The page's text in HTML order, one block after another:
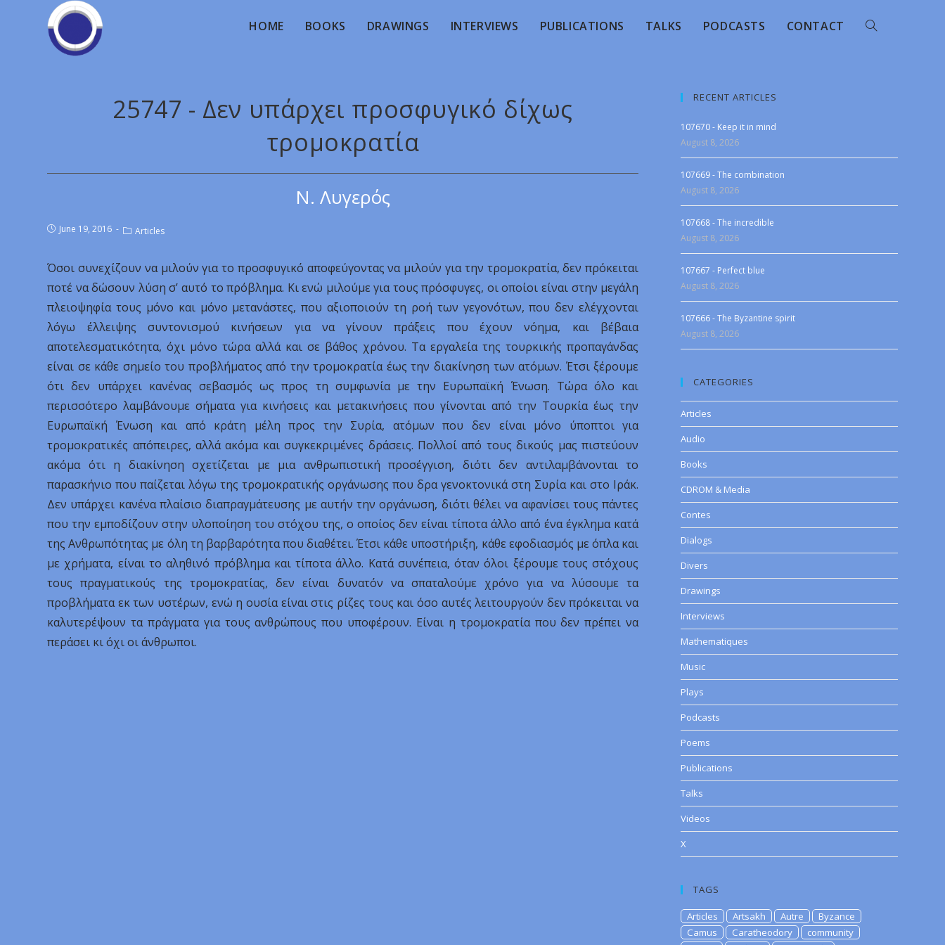
HOME BOOKS DRAWINGS INTERVIEWS PUBLICATIONS TALKS PODCASTS CONTACT
25747 - Δεν υπάρχει προσφυγικό δίχως
τρομοκρατία
Ν. Λυγερός
June 19, 2016 Articles
Όσοι συνεχίζουν να μιλούν για το προσφυγικό αποφεύγοντας να μιλούν για την τρομοκρατία, δεν πρόκειται
ποτέ να δώσουν λύση σ’ αυτό το πρόβλημα. Κι ενώ μιλούμε για τους πρόσφυγες, οι οποίοι είναι στην μεγάλη
πλειοψηφία τους μόνο και μόνο μετανάστες, που αξιοποιούν τη ροή των γεγονότων, που δεν ελέγχονται
λόγω έλλειψης συντονισμού κινήσεων για να γίνουν πράξεις που έχουν νόημα, και βέβαια
αποτελεσματικότητα, όχι μόνο τώρα αλλά και σε βάθος χρόνου. Τα εργαλεία της τουρκικής προπαγάνδας
είναι σε κάθε σημείο του προβλήματος από την τρομοκρατία έως την διακίνηση των ατόμων. Έτσι ξέρουμε
ότι δεν υπάρχει κανένας σεβασμός ως προς τη συμφωνία με την Ευρωπαϊκή Ένωση. Τώρα όλο και
περισσότερο λαμβάνουμε σήματα για κινήσεις και μετακινήσεις που γίνονται από την Τουρκία έως την
Ευρωπαϊκή Ένωση και από κράτη μέλη προς την Συρία, ατόμων που δεν είναι μόνο ύποπτοι για
τρομοκρατικές απόπειρες, αλλά ακόμα και συγκεκριμένες δράσεις. Πολλοί από τους δικούς μας πιστεύουν
ακόμα ότι η διακίνηση σχετίζεται με μια ανθρωπιστική προσέγγιση, διότι δεν αντιλαμβάνονται το
παρασκήνιο που παίζεται λόγω της τρομοκρατικής οργάνωσης που δρα γενοκτονικά στη Συρία και στο Ιράκ.
Δεν υπάρχει κανένα πλαίσιο διαπραγμάτευσης με αυτήν την οργάνωση, διότι θέλει να αφανίσει τους πάντες
που την εμποδίζουν στην υλοποίηση του στόχου της, ο οποίος δεν είναι τίποτα άλλο από ένα έγκλημα κατά
της Ανθρωπότητας με όλη τη βαρβαρότητα που διαθέτει. Έτσι κάθε υποστήριξη, κάθε εφοδιασμός με όπλα και
με χρήματα, είναι το αληθινό πρόβλημα και τίποτα άλλο. Κατά συνέπεια, όταν όλοι ξέρουμε τους στόχους
τους πραγματικούς της τρομοκρατίας, δεν είναι δυνατόν να σπαταλούμε χρόνο για να λύσουμε τα
προβλήματα εκ των υστέρων, ενώ η ουσία είναι στις ρίζες τους και όσο αυτές λειτουργούν δεν πρόκειται να
καλυτερέψουν τα πράγματα για τους ανθρώπους που υποφέρουν. Είναι η τρομοκρατία που δεν πρέπει να
περάσει κι όχι οι άνθρωποι.
RECENT ARTICLES
107670 - Keep it in mind
August 8, 2026
107669 - The combination
August 8, 2026
107668 - The incredible
August 8, 2026
107667 - Perfect blue
August 8, 2026
107666 - The Byzantine spirit
August 8, 2026
CATEGORIES
Articles
Audio
Books
CDROM & Media
Contes
Dialogs
Divers
Drawings
Interviews
Mathematiques
Music
Plays
Podcasts
Poems
Publications
Talks
Videos
X
TAGS
Articles Artsakh Autre
Byzance
Camus
Caratheodory
community